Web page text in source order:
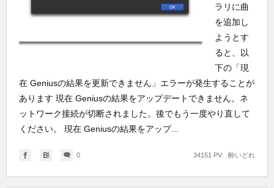
ラリに曲
を追加し
ようとす
ると、以
下の「現
在 Geniusの結果を更新できません」エラーが発生することが
あります 現在 Geniusの結果をアップデートできません。ネ
ットワーク接続が切断されました。後でもう一度やり直して
ください。 現在 Geniusの結果をアップ...
0 酔いどれ
34151 PV